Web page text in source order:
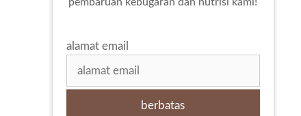
alamat email